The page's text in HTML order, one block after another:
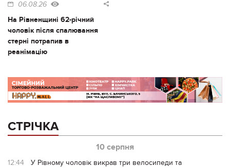
06.08.26
На Рівненщині 62-річний
чоловік після спалювання
стерні потрапив в
реанімацію
СТРІЧКА
10 серпня
12:44
У Рівному чоловік викрав три велосипеди та